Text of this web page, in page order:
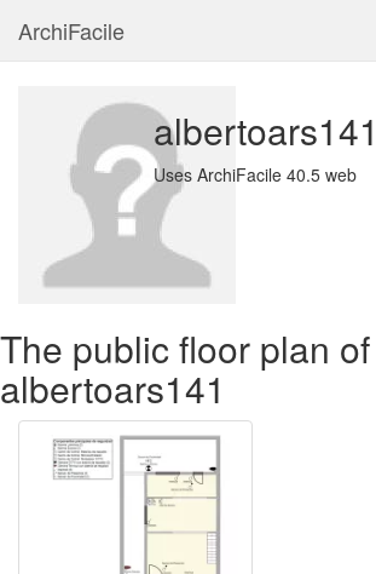
ArchiFacile
albertoars141
Uses ArchiFacile 40.5 web
The public floor plan of
albertoars141